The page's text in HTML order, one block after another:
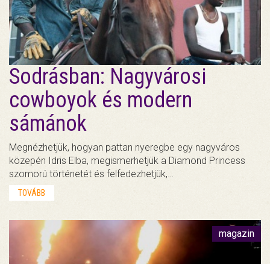
Sodrásban: Nagyvárosi
cowboyok és modern
sámánok
Megnézhetjük, hogyan pattan nyeregbe egy nagyváros
közepén Idris Elba, megismerhetjük a Diamond Princess
szomorú történetét és felfedezhetjük,…
TOVÁBB
magazin